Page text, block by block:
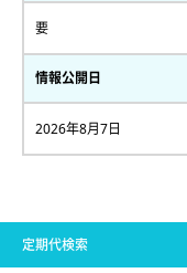
要
情報公開日
2026年8月7日
定期代検索